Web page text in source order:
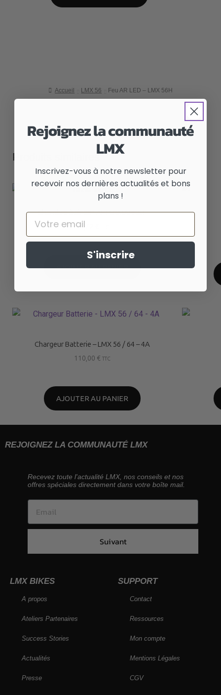
Accueil LMX 56 Feu AR LED – LMX 56H
Produits similaires
Chambre à air 29″ AFTERMARKET
15,72
AJOUTER AU PANIER
Chargeur Batterie – LMX 56 / 64 – 4A
110,00 € TTC
AJOUTER AU PANIER
REJOIGNEZ LA COMMUNAUTÉ LMX
Recevez toute l'actualité LMX, nos conseils et nos
offres spéciales directement dans votre boîte mail.
Suivant
LMX BIKES
A propos
Ateliers Partenaires
Success Stories
Actualités
Presse
SUPPORT
Contact
Ressources
Mon compte
Mentions Légales
CGV
Rejoignez la communauté
LMX
Inscrivez-vous à notre newsletter pour
recevoir nos dernières actualités et bons
plans !
Email
S'inscrire